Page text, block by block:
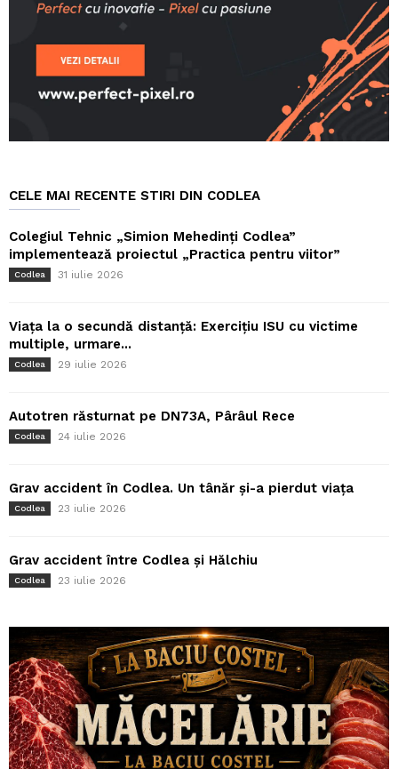
CELE MAI RECENTE STIRI DIN CODLEA
Colegiul Tehnic „Simion Mehedinți Codlea”
implementează proiectul „Practica pentru viitor”
Codlea 31 iulie 2026
Viața la o secundă distanță: Exercițiu ISU cu victime
multiple, urmare...
Codlea 29 iulie 2026
Autotren răsturnat pe DN73A, Pârâul Rece
Codlea 24 iulie 2026
Grav accident în Codlea. Un tânăr și-a pierdut viața
Codlea 23 iulie 2026
Grav accident între Codlea și Hălchiu
Codlea 23 iulie 2026